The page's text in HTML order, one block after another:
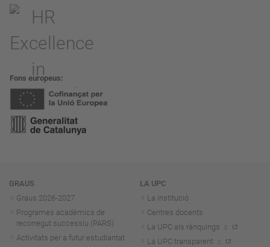
Fons europeus
Navegació
GRAUS
Graus 2026-2027
Programes acadèmics de
recorregut successiu (PARS)
Activitats per a futur estudiantat
LA UPC
La institució
Centres docents
La UPC als rànquings
La UPC transparent